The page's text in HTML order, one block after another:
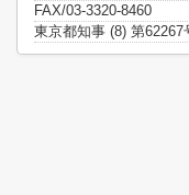
FAX/03-3320-8460
東京都知事 (8) 第62267